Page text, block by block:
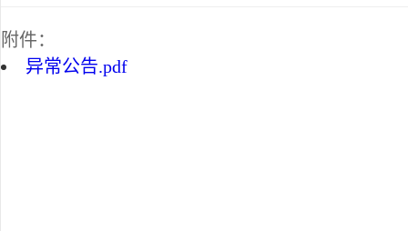
附件：
异常公告.pdf